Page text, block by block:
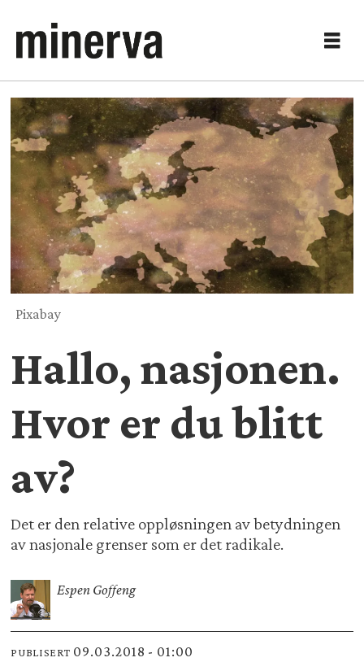
Pixabay
Hallo, nasjonen.
Hvor er du blitt
av?
Det er den relative oppløsningen av betydningen
av nasjonale grenser som er det radikale.
Espen Goffeng
PUBLISERT 09.03.2018 - 01:00